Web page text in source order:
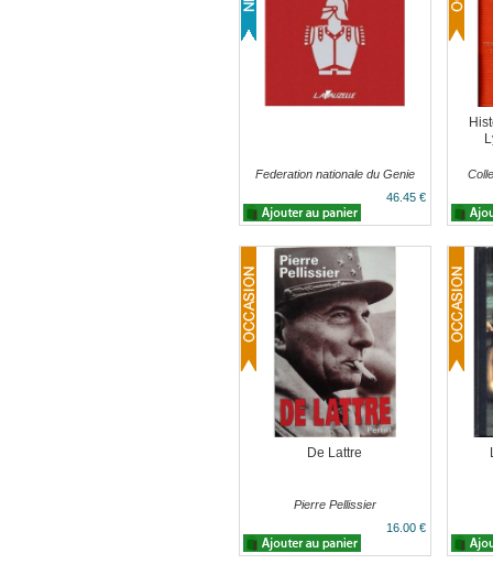
Federation nationale du Genie
46.45 €
De Lattre
Pierre Pellissier
16.00 €